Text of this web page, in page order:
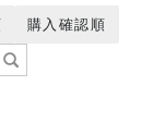
購入確認順